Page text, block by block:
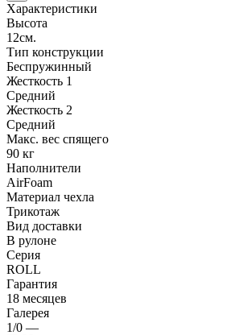
Характеристики
Высота
12см.
Тип конструкции
Беспружинный
Жесткость 1
Средний
Жесткость 2
Средний
Макс. вес спящего
90 кг
Наполнители
AirFoam
Материал чехла
Трикотаж
Вид доставки
В рулоне
Серия
ROLL
Гарантия
18 месяцев
Галерея
1/0 —